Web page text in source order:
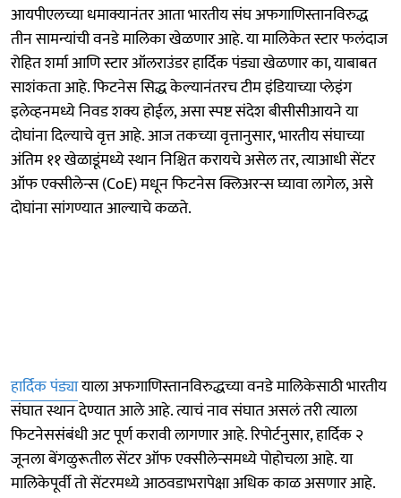
आयपीएलच्या धमाक्यानंतर आता भारतीय संघ अफगाणिस्तानविरुद्ध
तीन सामन्यांची वनडे मालिका खेळणार आहे. या मालिकेत स्टार फलंदाज
रोहित शर्मा आणि स्टार ऑलराउंडर हार्दिक पंड्या खेळणार का, याबाबत
साशंकता आहे. फिटनेस सिद्ध केल्यानंतरच टीम इंडियाच्या प्लेइंग
इलेव्हनमध्ये निवड शक्य होईल, असा स्पष्ट संदेश बीसीसीआयने या
दोघांना दिल्याचे वृत्त आहे. आज तकच्या वृत्तानुसार, भारतीय संघाच्या
अंतिम ११ खेळाडूंमध्ये स्थान निश्चित करायचे असेल तर, त्याआधी सेंटर
ऑफ एक्सीलेन्स (CoE) मधून फिटनेस क्लिअरन्स घ्यावा लागेल, असे
दोघांना सांगण्यात आल्याचे कळते.
हार्दिक पंड्यायाला अफगाणिस्तानविरुद्धच्या वनडे मालिकेसाठी भारतीय
संघात स्थान देण्यात आले आहे. त्याचं नाव संघात असलं तरी त्याला
फिटनेससंबंधी अट पूर्ण करावी लागणार आहे. रिपोर्टनुसार, हार्दिक २
जूनला बेंगळुरूतील सेंटर ऑफ एक्सीलेन्समध्ये पोहोचला आहे. या
मालिकेपूर्वी तो सेंटरमध्ये आठवडाभरापेक्षा अधिक काळ असणार आहे.